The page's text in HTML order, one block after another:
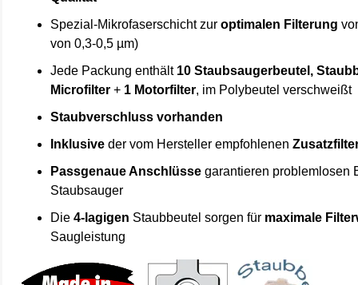
Spezial-Mikrofaserschicht zuroptimalen Filterung
von 0,3-0,5 µm)
Jede Packung enthält 10 Staubsaugerbeutel,
Microfilter + 1 Motorfilter, im Polybeutel verschweißt
Staubverschluss vorhanden
Inklusive der vom Hersteller empfohlenen
Passgenaue Anschlüsse garantieren problemlosen
Staubsauger
Die4-lagigen Staubbeutel sorgen für maximale
Saugleistung